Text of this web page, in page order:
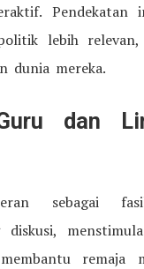
Pendekatan
lebih
dunia mereka.
dan
sebagai
diskusi,
remaja